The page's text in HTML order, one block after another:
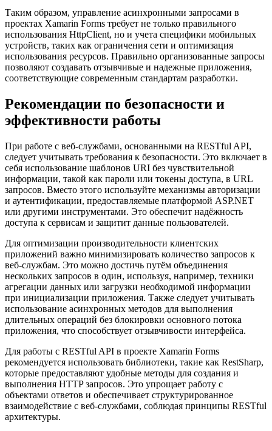
Таким образом, управление асинхронными запросами в
проектах Xamarin Forms требует не только правильного
использования HttpClient, но и учета специфики мобильных
устройств, таких как ограничения сети и оптимизация
использования ресурсов. Правильно организованные запросы
позволяют создавать отзывчивые и надежные приложения,
соответствующие современным стандартам разработки.
Рекомендации по безопасности и
эффективности работы
При работе с веб-службами, основанными на RESTful API,
следует учитывать требования к безопасности. Это включает в
себя использование шаблонов URI без чувствительной
информации, такой как пароли или токены доступа, в URL
запросов. Вместо этого используйте механизмы авторизации
и аутентификации, предоставляемые платформой ASP.NET
или другими инструментами. Это обеспечит надёжность
доступа к сервисам и защитит данные пользователей.
Для оптимизации производительности клиентских
приложений важно минимизировать количество запросов к
веб-службам. Это можно достичь путём объединения
нескольких запросов в один, используя, например, техники
агрегации данных или загрузки необходимой информации
при инициализации приложения. Также следует учитывать
использование асинхронных методов для выполнения
длительных операций без блокировки основного потока
приложения, что способствует отзывчивости интерфейса.
Для работы с RESTful API в проекте Xamarin Forms
рекомендуется использовать библиотеки, такие как RestSharp,
которые предоставляют удобные методы для создания и
выполнения HTTP запросов. Это упрощает работу с
объектами ответов и обеспечивает структурированное
взаимодействие с веб-службами, соблюдая принципы RESTful
архитектуры.